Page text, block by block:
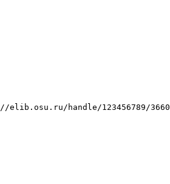
elib.osu.ru/handle/123456789/3660